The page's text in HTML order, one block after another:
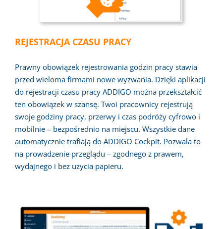
REJESTRACJA CZASU PRACY
Prawny obowiązek rejestrowania godzin pracy stawia
przed wieloma firmami nowe wyzwania. Dzięki aplikacji
do rejestracji czasu pracy ADDIGO można przekształcić
ten obowiązek w szansę. Twoi pracownicy rejestrują
swoje godziny pracy, przerwy i czas podróży cyfrowo i
mobilnie – bezpośrednio na miejscu. Wszystkie dane
automatycznie trafiają do ADDIGO Cockpit. Pozwala to
na prowadzenie przeglądu – zgodnego z prawem,
wydajnego i bez użycia papieru.